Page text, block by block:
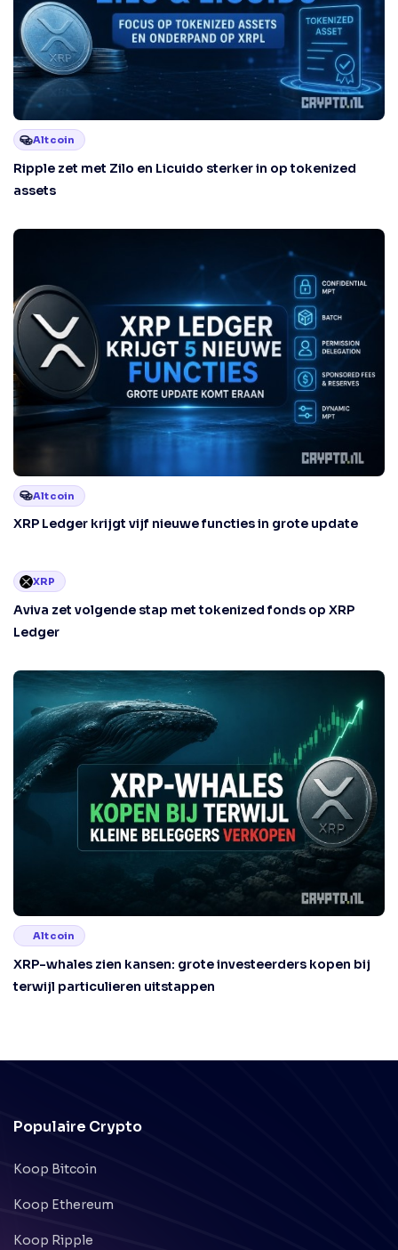
Altcoin
Ripple zet met Zilo en Licuido sterker in op tokenized
assets
Altcoin
XRP Ledger krijgt vijf nieuwe functies in grote update
XRP
Aviva zet volgende stap met tokenized fonds op XRP
Ledger
Altcoin
XRP-whales zien kansen: grote investeerders kopen bij
terwijl particulieren uitstappen
Populaire Crypto
Koop Bitcoin
Koop Ethereum
Koop Ripple